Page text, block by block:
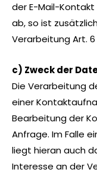
der E-Mail-
ab, so ist
Verarbeitung Art. 6
c) Zweck der
Die Verarbeitung
einer
Bearbeitung der
Anfrage. Im Falle
liegt hieran auch
Interesse an der